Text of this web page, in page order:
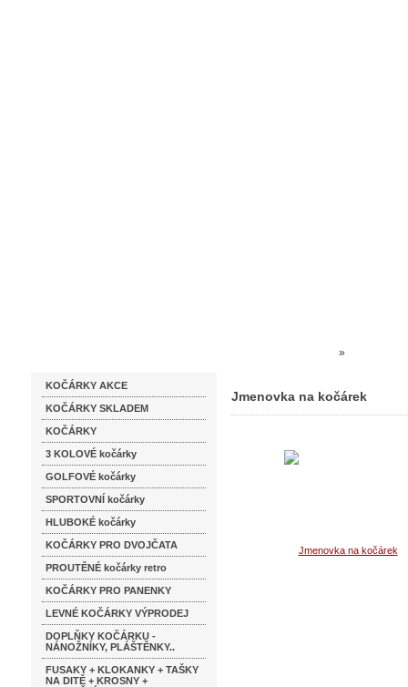
KOČÁRKY AKCE
KOČÁRKY SKLADEM
KOČÁRKY
3 KOLOVÉ kočárky
GOLFOVÉ kočárky
SPORTOVNÍ kočárky
HLUBOKÉ kočárky
KOČÁRKY PRO DVOJČATA
PROUTĚNÉ kočárky retro
KOČÁRKY PRO PANENKY
LEVNÉ KOČÁRKY VÝPRODEJ
DOPLŇKY KOČÁRKU -
NÁNOŽNÍKY, PLÁŠTĚNKY..
FUSAKY + KLOKANKY + TAŠKY
NA DITĚ + KROSNY +
»
Jmenovka na kočárek
Jmenovka na kočárek